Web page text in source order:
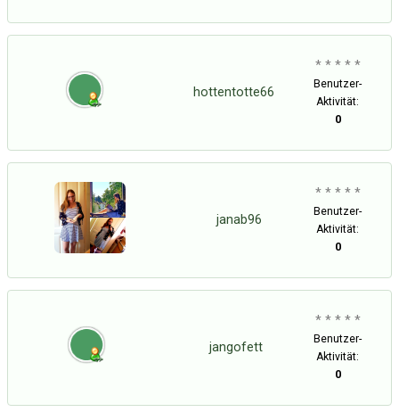
hottentotte66
* * * * *
Benutzer-
Aktivität:
0
janab96
* * * * *
Benutzer-
Aktivität:
0
jangofett
* * * * *
Benutzer-
Aktivität:
0